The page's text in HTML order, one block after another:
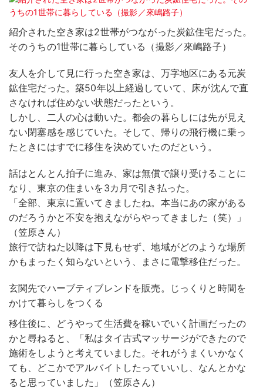
紹介された空き家は2世帯がつながった炭鉱住宅だった。
そのうちの1世帯に暮らしている（撮影／來嶋路子）
友人を介して見に行った空き家は、万字地区にある元炭
鉱住宅だった。築50年以上経過していて、床が沈んで直
さなければ住めない状態だったという。
しかし、二人の心は動いた。都会の暮らしには先が見え
ない閉塞感を感じていた。そして、帰りの飛行機に乗っ
たときにはすでに移住を決めていたのだという。
話はとんとん拍子に進み、家は無償で譲り受けることに
なり、東京の住まいを3カ月で引き払った。
「全部、東京に置いてきましたね。本当にあの家がある
のだろうかと不安を抱えながらやってきました（笑）」
（笠原さん）
旅行で訪ねた以降は下見もせず、地域がどのような場所
かもまったく知らないという、まさに電撃移住だった。
玄関先でハーブティブレンドを販売。じっくりと時間を
かけて暮らしをつくる
移住後に、どうやって生活費を稼いでいく計画だったの
かと尋ねると、「私はタイ古式マッサージができたので
施術をしようと考えていました。それがうまくいかなく
ても、どこかでアルバイトしたっていいし、なんとかな
ると思っていました」（笠原さん）